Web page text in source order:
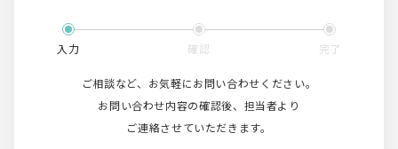
入力 確認 完了
ご相談など、お気軽にお問い合わせください。
お問い合わせ内容の確認後、担当者より
ご連絡させていただきます。